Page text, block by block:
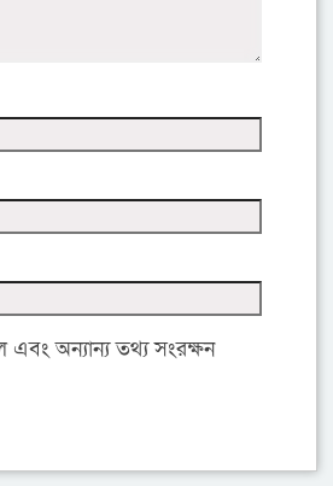
অন্যান্য তথ্য সংরক্ষন